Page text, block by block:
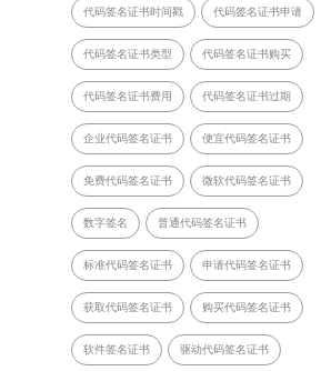
代码签名证书时间戳 代码签名证书申请
代码签名证书类型 代码签名证书购买
代码签名证书费用 代码签名证书过期
企业代码签名证书 便宜代码签名证书
免费代码签名证书 微软代码签名证书
数字签名 普通代码签名证书
标准代码签名证书 申请代码签名证书
获取代码签名证书 购买代码签名证书
软件签名证书 驱动代码签名证书